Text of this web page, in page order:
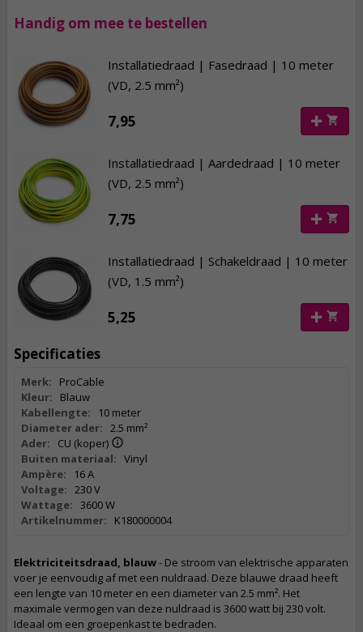
Handig om mee te bestellen
Installatiedraad | Fasedraad | 10 meter
(VD, 2.5 mm²)
7,95
Installatiedraad | Aardedraad | 10 meter
(VD, 2.5 mm²)
7,75
Installatiedraad | Schakeldraad | 10 meter
(VD, 1.5 mm²)
5,25
Specificaties
Merk:
ProCable
Kleur:
Blauw
Kabellengte:
10 meter
Diameter ader: 2.5 mm²
Ader:
CU (koper)
Buiten materiaal: Vinyl
Ampère:
16 A
Voltage: 230 V
Wattage: 3600 W
Artikelnummer:
K180000004
Elektriciteitsdraad, blauw- De stroom van elektrische apparaten
voer je eenvoudig af met een nuldraad. Deze blauwe draad heeft
een lengte van 10 meter en een diameter van 2.5 mm². Het
maximale vermogen van deze nuldraad is 3600 watt bij 230 volt.
Ideaal om een groepenkast te bedraden.